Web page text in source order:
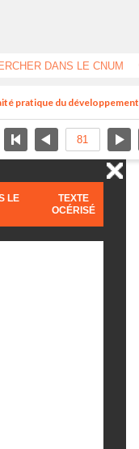
pratique du développement
LE
TEXTE
OCÉRISÉ